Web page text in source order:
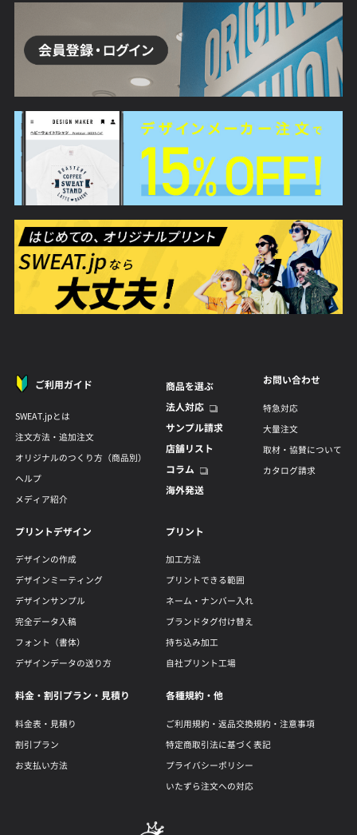
ご利用ガイド
SWEAT.jpとは
注文方法・追加注文
オリジナルのつくり方（商品別）
ヘルプ
メディア紹介
商品を選ぶ
法人対応
サンプル請求
店舗リスト
コラム
海外発送
お問い合わせ
特急対応
大量注文
取材・協賛について
カタログ請求
プリントデザイン
デザインの作成
デザインミーティング
デザインサンプル
完全データ入稿
フォント（書体）
デザインデータの送り方
プリント
加工方法
プリントできる範囲
ネーム・ナンバー入れ
ブランドタグ付け替え
持ち込み加工
自社プリント工場
料金・割引プラン・見積り
料金表・見積り
割引プラン
お支払い方法
各種規約・他
ご利用規約・返品交換規約・注意事項
特定商取引法に基づく表記
プライバシーポリシー
いたずら注文への対応